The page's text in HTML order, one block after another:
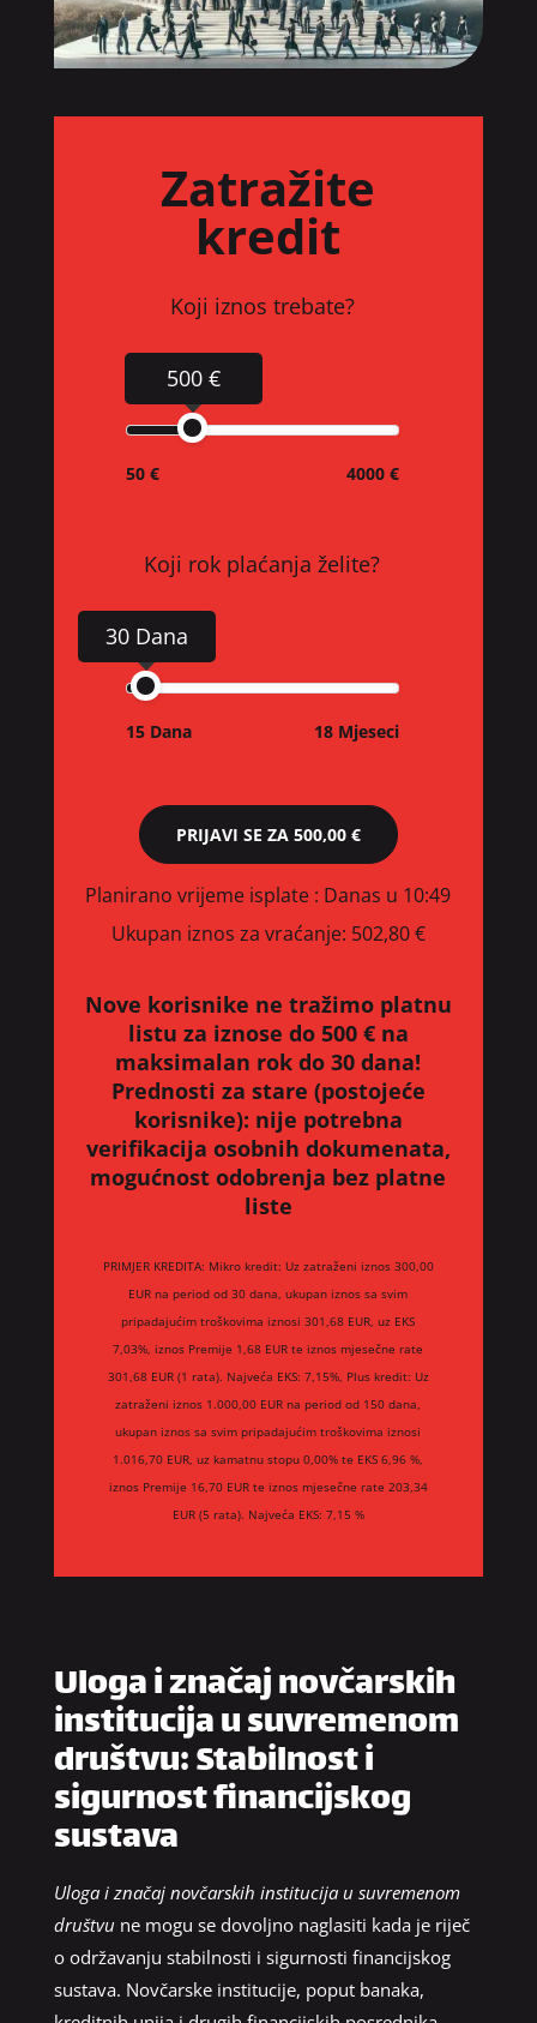
Zatražite
kredit
Koji iznos trebate?
500 €
50 € 4000 €
Koji rok plaćanja želite?
30 Dana
15 Dana 18 Mjeseci
PRIJAVI SE ZA 500,00 €
Planirano vrijeme isplate : Danas u 10:49
Ukupan iznos za vraćanje: 502,80 €
Nove korisnike ne tražimo platnu
listu za iznose do 500 € na
maksimalan rok do 30 dana!
Prednosti za stare (postojeće
korisnike): nije potrebna
verifikacija osobnih dokumenata,
mogućnost odobrenja bez platne
liste
PRIMJER KREDITA: Mikro kredit: Uz zatraženi iznos 300,00
EUR na period od 30 dana, ukupan iznos sa svim
pripadajućim troškovima iznosi 301,68 EUR, uz EKS
7,03%, iznos Premije 1,68 EUR te iznos mjesečne rate
301,68 EUR (1 rata). Najveća EKS: 7,15%, Plus kredit: Uz
zatraženi iznos 1.000,00 EUR na period od 150 dana,
ukupan iznos sa svim pripadajućim troškovima iznosi
1.016,70 EUR, uz kamatnu stopu 0,00% te EKS 6,96 %,
iznos Premije 16,70 EUR te iznos mjesečne rate 203,34
EUR (5 rata). Najveća EKS: 7,15 %
Uloga i značaj novčarskih
institucija u suvremenom
društvu: Stabilnost i
sigurnost financijskog
sustava
Uloga i značaj novčarskih institucija u suvremenom
društvu ne mogu se dovoljno naglasiti kada je riječ
o održavanju stabilnosti i sigurnosti financijskog
sustava. Novčarske institucije, poput banaka,